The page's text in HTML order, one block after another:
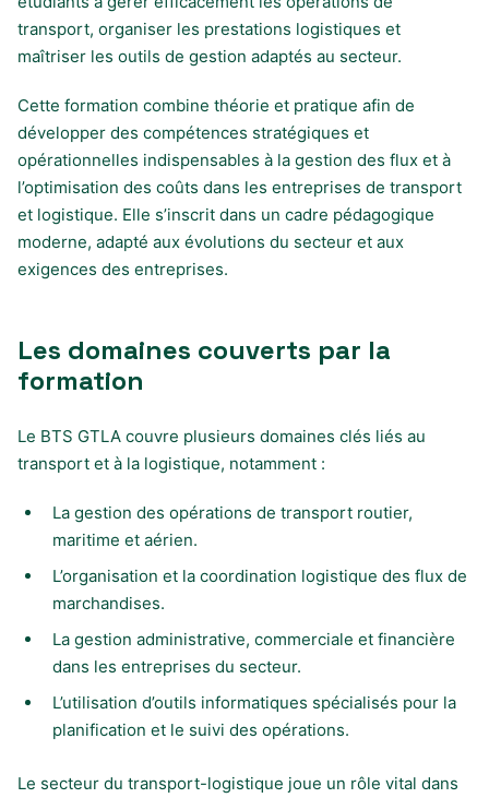
transport, organiser les prestations logistiques et
maîtriser les outils de gestion adaptés au secteur.
Cette formation combine théorie et pratique afin de
développer des compétences stratégiques et
opérationnelles indispensables à la gestion des flux et à
l’optimisation des coûts dans les entreprises de transport
et logistique. Elle s’inscrit dans un cadre pédagogique
moderne, adapté aux évolutions du secteur et aux
exigences des entreprises.
Les domaines couverts par la
formation
Le BTS GTLA couvre plusieurs domaines clés liés au
transport et à la logistique, notamment :
La gestion des opérations de transport routier,
maritime et aérien.
L’organisation et la coordination logistique des flux de
marchandises.
La gestion administrative, commerciale et financière
dans les entreprises du secteur.
L’utilisation d’outils informatiques spécialisés pour la
planification et le suivi des opérations.
Le secteur du transport-logistique joue un rôle vital dans